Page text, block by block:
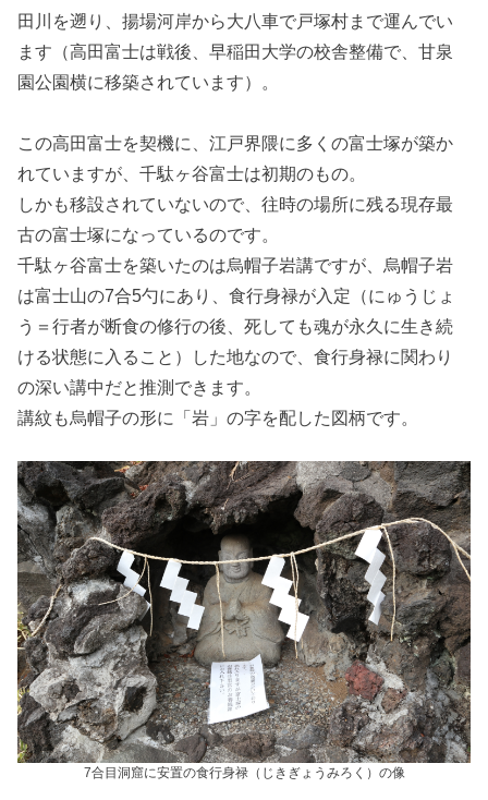
田川を遡り、揚場河岸から大八車で戸塚村まで運んでい
ます（高田富士は戦後、早稲田大学の校舎整備で、甘泉
園公園横に移築されています）。
この高田富士を契機に、江戸界隈に多くの富士塚が築か
れていますが、千駄ヶ谷富士は初期のもの。
しかも移設されていないので、往時の場所に残る現存最
古の富士塚になっているのです。
千駄ヶ谷富士を築いたのは烏帽子岩講ですが、烏帽子岩
は富士山の7合5勺にあり、食行身禄が入定（にゅうじょ
う＝行者が断食の修行の後、死しても魂が永久に生き続
ける状態に入ること）した地なので、食行身禄に関わり
の深い講中だと推測できます。
講紋も烏帽子の形に「岩」の字を配した図柄です。
7合目洞窟に安置の食行身禄（じきぎょうみろく）の像